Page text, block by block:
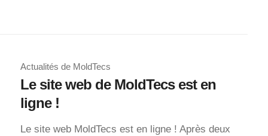
Actualités de MoldTecs
Le site web de MoldTecs est en
ligne !
Le site web MoldTecs est en ligne ! Après deux